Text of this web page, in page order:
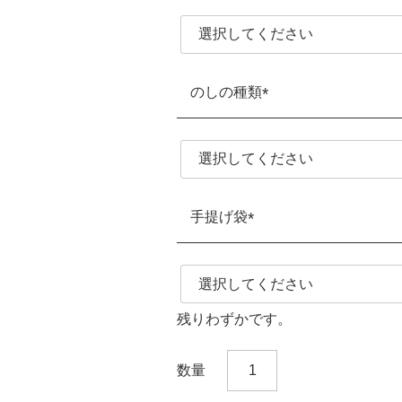
須)
のしの種類
(必
須)
手提げ袋
(必
須)
残りわずかです。